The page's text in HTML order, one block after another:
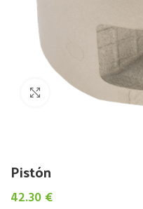
Click to enlarge
Pistón
42.30 €